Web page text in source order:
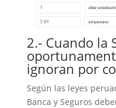
2.- Cuando la
ignoran por
Según las leyes
Banca y Seguros